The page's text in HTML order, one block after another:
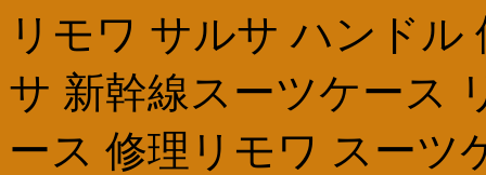
リモワ サルサ ハンド
サ 新幹線スーツケース
ース 修理リモワ スーツ